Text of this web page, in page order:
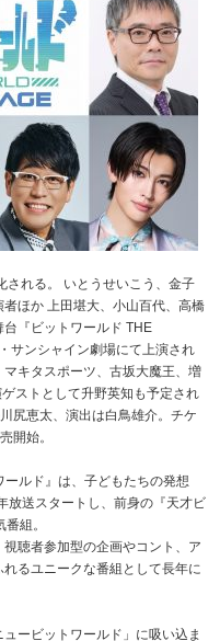
される。 いとうせいこう、金子
ほか 上田堪大、小山百代、高橋
『ビットワールド THE
サンシャイン劇場にて上演され
キタスポーツ、古坂大魔王、増
ストとして升野英知も予定され
尻恵太、演出は白鳥雄介。チケ
開始。
ルド』は、子どもたちの発想
放送スタートし、前身の『天才ビ
組。
聴者参加型の企画やコント、ア
るユニークな番組として長年に
ービットワールド」に吸い込ま